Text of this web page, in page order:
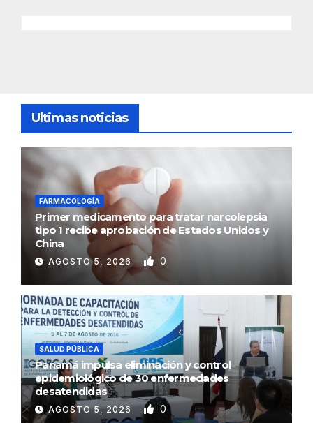
Ultimas noticias
FARMACOLOGÍA
Primer medicamento para tratar narcolepsia
tipo 1 recibe aprobación de Estados Unidos y
China
AGOSTO 5, 2026 0
SALUD PÚBLICA
Panamá impulsa eliminación y control
epidemiológico de 30 enfermedades
desatendidas
AGOSTO 5, 2026 0